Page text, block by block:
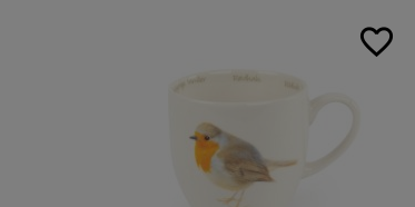
favorite_border